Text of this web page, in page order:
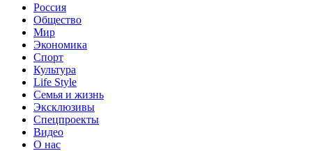
Россия
Общество
Мир
Экономика
Спорт
Культура
Life Style
Семья и жизнь
Эксклюзивы
Спецпроекты
Видео
О нас